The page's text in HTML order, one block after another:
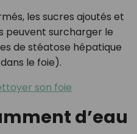
les sucres ajoutés et
peuvent surcharger le
de stéatose hépatique
le foie).
son foie
d’eau